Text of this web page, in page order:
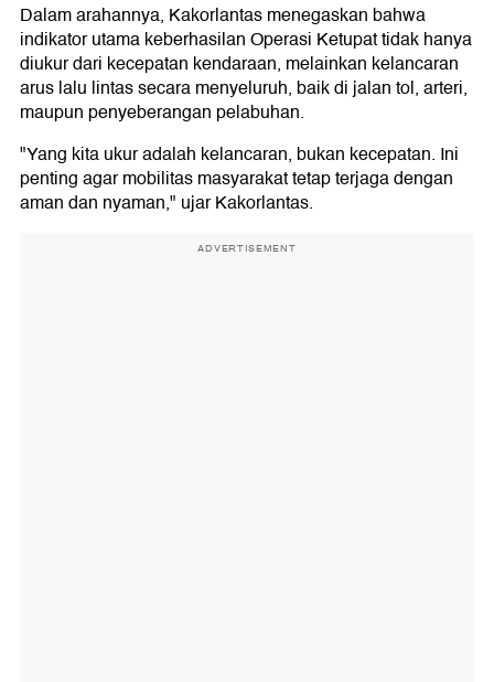
Dalam arahannya, Kakorlantas menegaskan bahwa
indikator utama keberhasilan Operasi Ketupat tidak hanya
diukur dari kecepatan kendaraan, melainkan kelancaran
arus lalu lintas secara menyeluruh, baik di jalan tol, arteri,
maupun penyeberangan pelabuhan.
"Yang kita ukur adalah kelancaran, bukan kecepatan. Ini
penting agar mobilitas masyarakat tetap terjaga dengan
aman dan nyaman," ujar Kakorlantas.
ADVERTISEMENT